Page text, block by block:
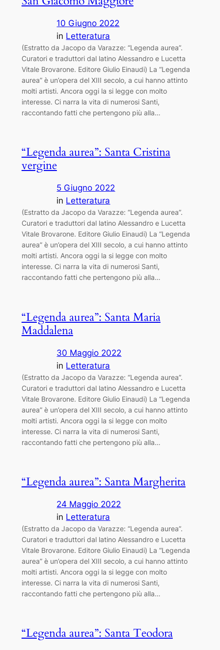
10 Giugno 2022
in Letteratura
(Estratto da Jacopo da Varazze: “Legenda aurea”.
Curatori e traduttori dal latino Alessandro e Lucetta
Vitale Brovarone. Editore Giulio Einaudi) La “Legenda
aurea” è un’opera del XIII secolo, a cui hanno attinto
molti artisti. Ancora oggi la si legge con molto
interesse. Ci narra la vita di numerosi Santi,
raccontando fatti che pertengono più alla…
“Legenda aurea”: Santa Cristina
vergine
5 Giugno 2022
in Letteratura
(Estratto da Jacopo da Varazze: “Legenda aurea”.
Curatori e traduttori dal latino Alessandro e Lucetta
Vitale Brovarone. Editore Giulio Einaudi) La “Legenda
aurea” è un’opera del XIII secolo, a cui hanno attinto
molti artisti. Ancora oggi la si legge con molto
interesse. Ci narra la vita di numerosi Santi,
raccontando fatti che pertengono più alla…
“Legenda aurea”: Santa Maria
Maddalena
30 Maggio 2022
in Letteratura
(Estratto da Jacopo da Varazze: “Legenda aurea”.
Curatori e traduttori dal latino Alessandro e Lucetta
Vitale Brovarone. Editore Giulio Einaudi) La “Legenda
aurea” è un’opera del XIII secolo, a cui hanno attinto
molti artisti. Ancora oggi la si legge con molto
interesse. Ci narra la vita di numerosi Santi,
raccontando fatti che pertengono più alla…
“Legenda aurea”: Santa Margherita
24 Maggio 2022
in Letteratura
(Estratto da Jacopo da Varazze: “Legenda aurea”.
Curatori e traduttori dal latino Alessandro e Lucetta
Vitale Brovarone. Editore Giulio Einaudi) La “Legenda
aurea” è un’opera del XIII secolo, a cui hanno attinto
molti artisti. Ancora oggi la si legge con molto
interesse. Ci narra la vita di numerosi Santi,
raccontando fatti che pertengono più alla…
“Legenda aurea”: Santa Teodora